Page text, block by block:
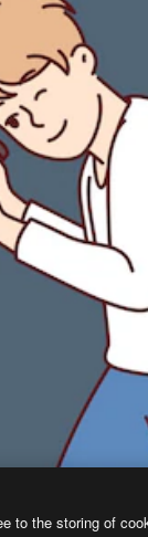
to the storing of